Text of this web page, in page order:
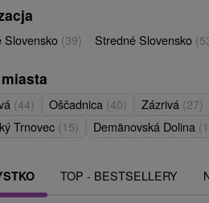
Slovensko (39) Stredné Slovensko
(44) Oščadnica (40) Zázrivá (27)
Trnovec (15) Demänovská Dolina
TOP - BESTSELLERY